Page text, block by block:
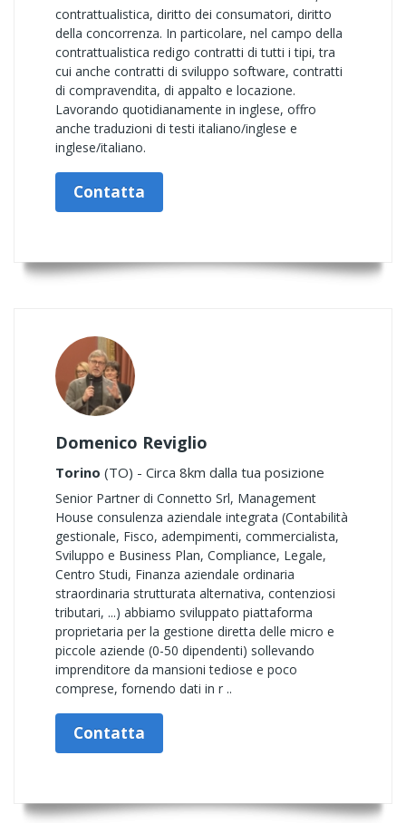
contrattualistica, diritto dei consumatori, diritto
della concorrenza. In particolare, nel campo della
contrattualistica redigo contratti di tutti i tipi, tra
cui anche contratti di sviluppo software, contratti
di compravendita, di appalto e locazione.
Lavorando quotidianamente in inglese, offro
anche traduzioni di testi italiano/inglese e
inglese/italiano.
Contatta
Domenico Reviglio
Torino (TO) - Circa 8km dalla tua posizione
Senior Partner di Connetto Srl, Management
House consulenza aziendale integrata (Contabilità
gestionale, Fisco, adempimenti, commercialista,
Sviluppo e Business Plan, Compliance, Legale,
Centro Studi, Finanza aziendale ordinaria
straordinaria strutturata alternativa, contenziosi
tributari, ...) abbiamo sviluppato piattaforma
proprietaria per la gestione diretta delle micro e
piccole aziende (0-50 dipendenti) sollevando
imprenditore da mansioni tediose e poco
comprese, fornendo dati in r ..
Contatta